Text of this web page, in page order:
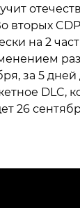
вторых
на 2
за 5
DLC,
26